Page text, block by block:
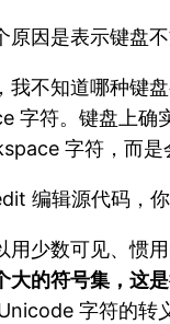
原因是表示键盘
我不知道哪种键
字符。键盘上确
字符，而
编辑源代码，
用少数可见、惯
大的符号集，这
字符的转